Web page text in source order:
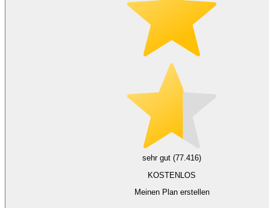
sehr gut (77.416)
KOSTENLOS
Meinen Plan erstellen